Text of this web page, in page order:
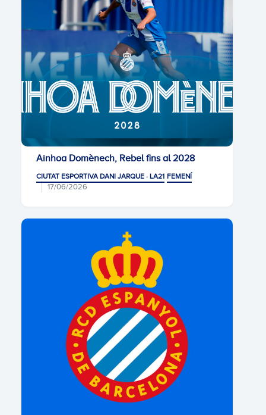
Ainhoa Domènech, Rebel fins al 2028
CIUTAT ESPORTIVA DANI JARQUE · LA21 FEMENÍ
17/06/2026